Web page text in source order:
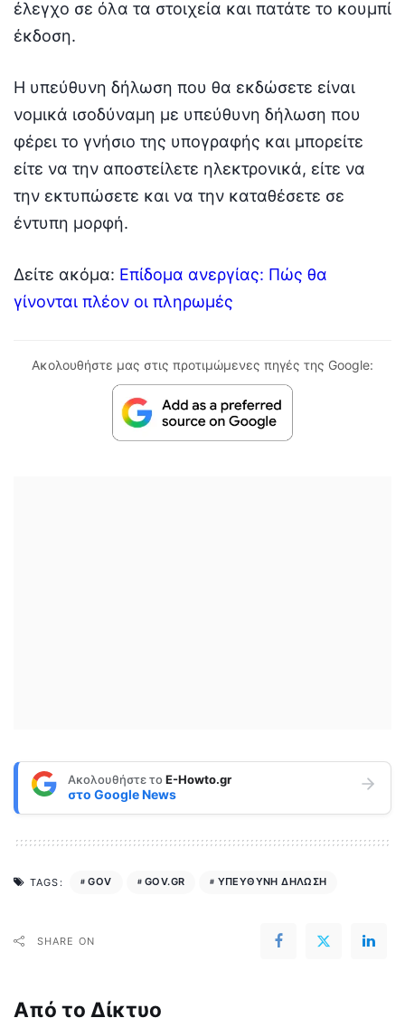
έλεγχο σε όλα τα στοιχεία και πατάτε το κουμπί
έκδοση.
Η υπεύθυνη δήλωση που θα εκδώσετε είναι
νομικά ισοδύναμη με υπεύθυνη δήλωση που
φέρει το γνήσιο της υπογραφής και μπορείτε
είτε να την αποστείλετε ηλεκτρονικά, είτε να
την εκτυπώσετε και να την καταθέσετε σε
έντυπη μορφή.
Δείτε ακόμα: Επίδομα ανεργίας: Πώς θα
γίνονται πλέον οι πληρωμές
Ακολουθήστε μας στις προτιμώμενες πηγές της Google:
Ακολουθήστε τοE-Howto.gr
στο Google News
TAGS: GOV GOV.GR ΥΠΕΥΘΥΝΗ ΔΗΛΩΣΗ
SHARE ON
Από το Δίκτυο